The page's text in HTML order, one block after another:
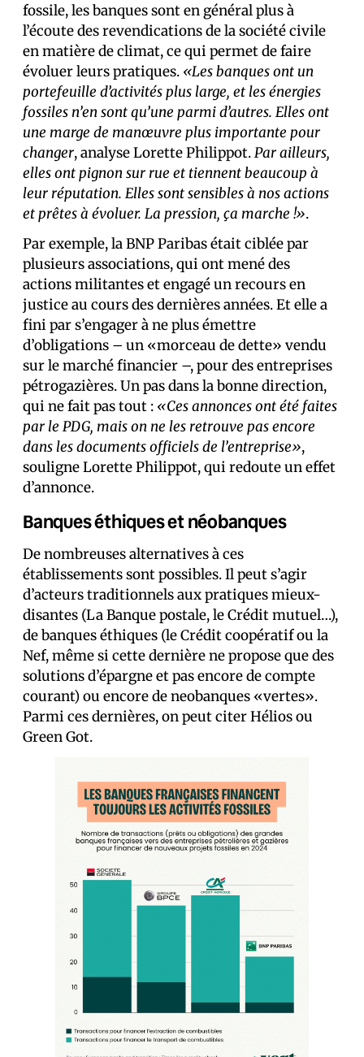
fossile, les banques sont en général plus à
l’écoute des revendications de la société civile
en matière de climat, ce qui permet de faire
évoluer leurs pratiques. «Les banques ont un
portefeuille d’activités plus large, et les énergies
fossiles n’en sont qu’une parmi d’autres. Elles ont
une marge de manœuvre plus importante pour
changer, analyse Lorette Philippot.Par ailleurs,
elles ont pignon sur rue et tiennent beaucoup à
leur réputation. Elles sont sensibles à nos actions
et prêtes à évoluer. La pression, ça marche !».
Par exemple, la BNP Paribas était ciblée par
plusieurs associations, qui ont mené des
actions militantes et engagé un recours en
justice au cours des dernières années. Et elle a
fini par s’engager à ne plus émettre
d’obligations – un «morceau de dette» vendu
sur le marché financier –, pour des entreprises
pétrogazières. Un pas dans la bonne direction,
qui ne fait pas tout : «Ces annonces ont été faites
par le PDG, mais on ne les retrouve pas encore
dans les documents officiels de l’entreprise»,
souligne Lorette Philippot, qui redoute un effet
d’annonce.
Banques éthiques et néobanques
De nombreuses alternatives à ces
établissements sont possibles. Il peut s’agir
d’acteurs traditionnels aux pratiques mieux-
disantes (La Banque postale, le Crédit mutuel…),
de banques éthiques (le Crédit coopératif ou la
Nef, même si cette dernière ne propose que des
solutions d’épargne et pas encore de compte
courant) ou encore de neobanques «vertes».
Parmi ces dernières, on peut citer Hélios ou
Green Got.